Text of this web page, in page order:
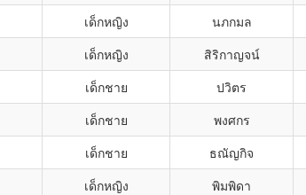
เด็กหญิง นภกมล
เด็กหญิง สิริกาญจน์
เด็กชาย ปวิตร
เด็กชาย พงศกร
เด็กชาย ธณัญกิจ
เด็กหญิง พิมพิดา